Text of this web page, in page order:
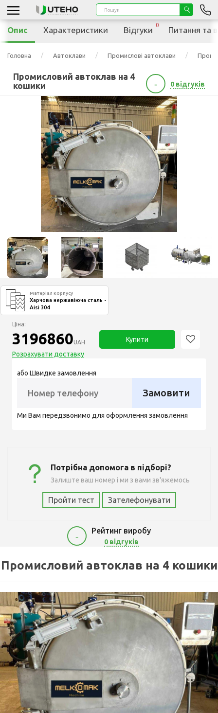
Головна Автоклави Промислові автоклави
Промисловий автоклав на 4
кошики
- 0 відгуків
Матеріал корпусу
Харчова нержавіюча сталь -
Aisi 304
Ціна:
3196860UAH
Розрахувати доставку
Купити
або Швидке замовлення
Замовити
Ми Вам передзвонимо для оформлення замовлення
Потрібна допомога в підборі?
Залиште ваш номер і ми з вами зв'яжемось
Пройти тест Зателефонувати
-
Рейтинг виробу
0 відгуків
Опис Характеристики Відгуки
0
Питання та
Промисловий автоклав на 4 кошики